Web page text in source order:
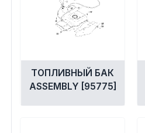
ТОПЛИВНЫЙ БАК
ASSEMBLY [95775]